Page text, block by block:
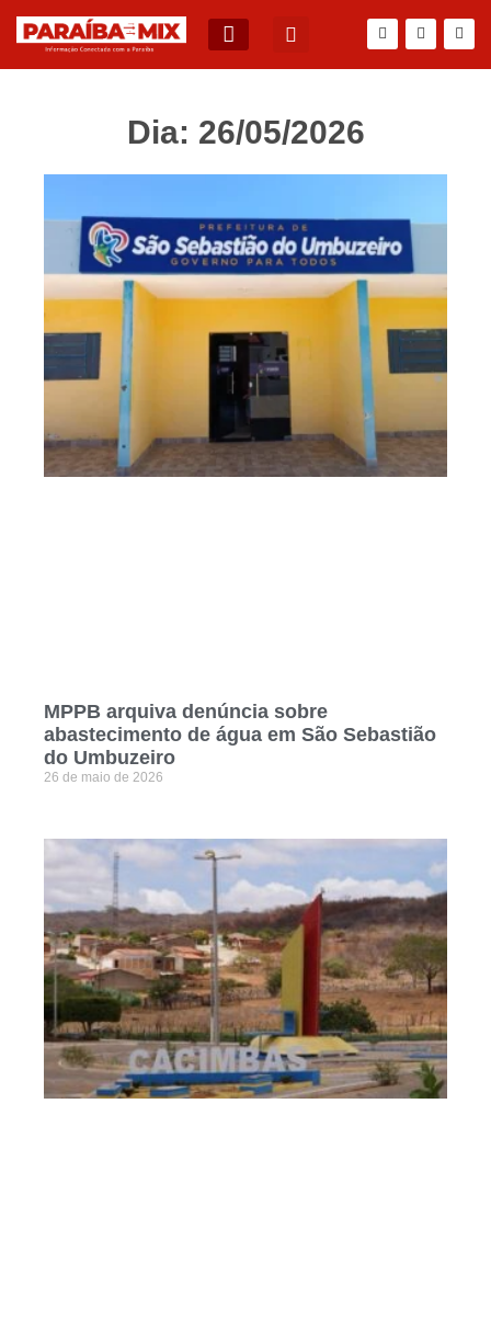
Dia: 26/05/2026
MPPB arquiva denúncia sobre
abastecimento de água em São Sebastião
do Umbuzeiro
26 de maio de 2026